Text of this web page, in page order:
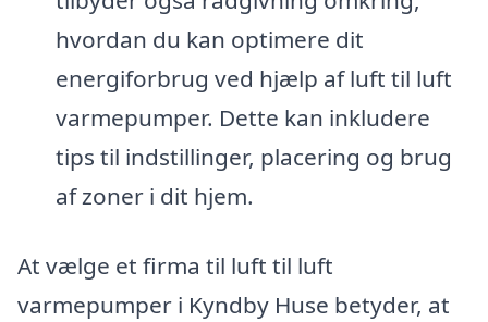
hvordan du kan optimere dit
energiforbrug ved hjælp af luft til luft
varmepumper. Dette kan inkludere
tips til indstillinger, placering og brug
af zoner i dit hjem.
At vælge et firma til luft til luft
varmepumper i Kyndby Huse betyder, at